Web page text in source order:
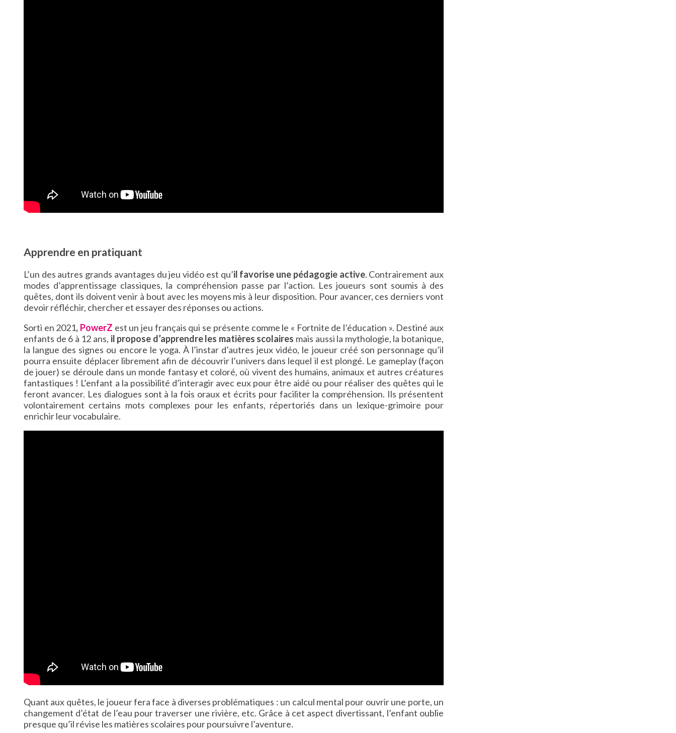
Apprendre en pratiquant
L’un des autres grands avantages du jeu vidéo est qu’il favorise une pédagogie active. Contrairement aux
modes d’apprentissage classiques, la compréhension passe par l’action. Les joueurs sont soumis à des
quêtes, dont ils doivent venir à bout avec les moyens mis à leur disposition. Pour avancer, ces derniers vont
devoir réfléchir, chercher et essayer des réponses ou actions.
Sorti en 2021, PowerZ est un jeu français qui se présente comme le « Fortnite de l’éducation ». Destiné aux
enfants de 6 à 12 ans, il propose d’apprendre les matières scolaires mais aussi la mythologie, la botanique,
la langue des signes ou encore le yoga. À l’instar d’autres jeux vidéo, le joueur créé son personnage qu’il
pourra ensuite déplacer librement afin de découvrir l’univers dans lequel il est plongé. Le gameplay (façon
de jouer) se déroule dans un monde fantasy et coloré, où vivent des humains, animaux et autres créatures
fantastiques ! L’enfant a la possibilité d’interagir avec eux pour être aidé ou pour réaliser des quêtes qui le
feront avancer. Les dialogues sont à la fois oraux et écrits pour faciliter la compréhension. Ils présentent
volontairement certains mots complexes pour les enfants, répertoriés dans un lexique-grimoire pour
enrichir leur vocabulaire.
Quant aux quêtes, le joueur fera face à diverses problématiques : un calcul mental pour ouvrir une porte, un
changement d’état de l’eau pour traverser une rivière, etc. Grâce à cet aspect divertissant, l’enfant oublie
presque qu’il révise les matières scolaires pour poursuivre l’aventure.